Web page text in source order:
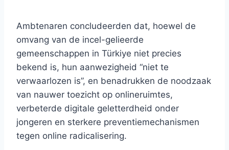
Ambtenaren concludeerden dat, hoewel de
omvang van de incel-gelieerde
gemeenschappen in Türkiye niet precies
bekend is, hun aanwezigheid “niet te
verwaarlozen is”, en benadrukken de noodzaak
van nauwer toezicht op onlineruimtes,
verbeterde digitale geletterdheid onder
jongeren en sterkere preventiemechanismen
tegen online radicalisering.